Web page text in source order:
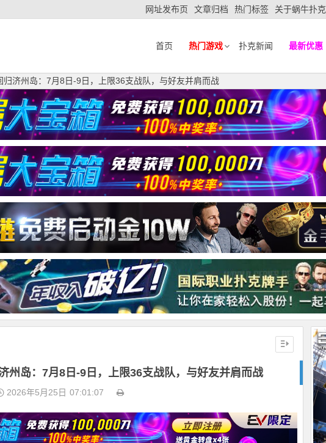
网址发布页 文章归档 热门标签 关于蜗牛扑克
首页 热门游戏 扑克新闻 最新优惠
归济州岛：7月8日-9日，上限36支战队，与好友并肩而战
州岛：7月8日-9日，上限36支战队，与好友并肩而战
2026年5月25日 07:01:07